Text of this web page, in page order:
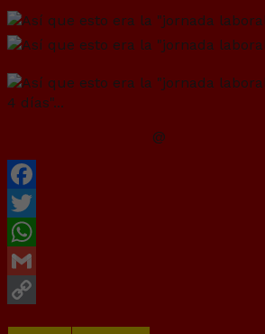
@
Facebook
Twitter
WhatsApp
Gmail